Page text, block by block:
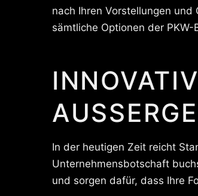
nach Ihren Vorstellungen
sämtliche Optionen der PKW-
In der heutigen Zeit reicht
Unternehmensbotschaft
und sorgen dafür, dass Ihre